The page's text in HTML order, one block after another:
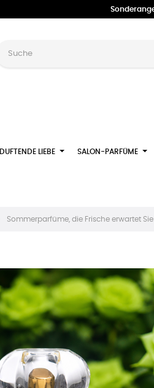
DUFTENDE LIEBE SALON-PARFÜME
Sommerparfüme, die Frische erwartet Sie